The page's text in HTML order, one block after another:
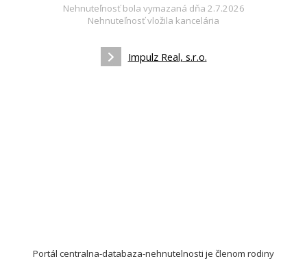
Nehnuteľnosť bola vymazaná dňa 2.7.2026
Nehnuteľnosť vložila kancelária
Impulz Real, s.r.o.
Portál centralna-databaza-nehnutelnosti je členom rodiny